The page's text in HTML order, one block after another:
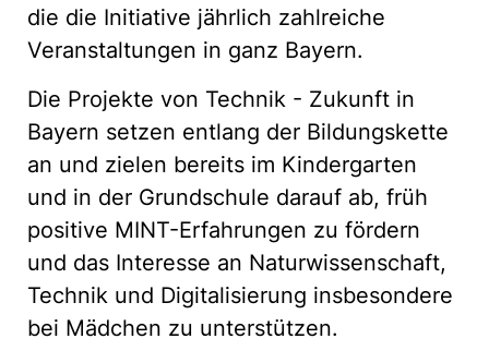
die die Initiative jährlich zahlreiche
Veranstaltungen in ganz Bayern.
Die Projekte von Technik - Zukunft in
Bayern setzen entlang der Bildungskette
an und zielen bereits im Kindergarten
und in der Grundschule darauf ab, früh
positive MINT-Erfahrungen zu fördern
und das Interesse an Naturwissenschaft,
Technik und Digitalisierung insbesondere
bei Mädchen zu unterstützen.